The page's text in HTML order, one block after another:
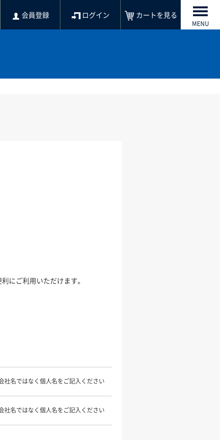
会員登録 ログイン カートを見る
MENU
にご利用いただけます。
社名ではなく個人名をご記入ください
社名ではなく個人名をご記入ください